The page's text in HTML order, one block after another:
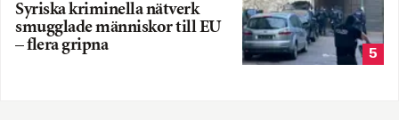
Syriska kriminella nätverk
smugglade människor till EU
– flera gripna
5